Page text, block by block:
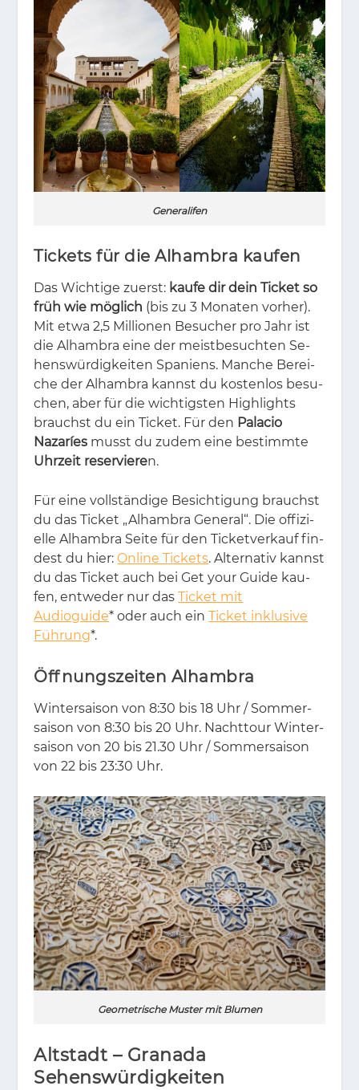
Generalifen
Tickets für die Alhambra kaufen
Das Wich­ti­ge zu­erst: kaufe dir dein Ticket so
früh wie möglich (bis zu 3 Mo­na­ten vor­her).
Mit etwa 2,5 Mil­lio­nen Be­su­cher pro Jahr ist
die Al­ham­bra eine der meist­be­such­ten Se­
hens­wür­dig­kei­ten Spa­ni­ens. Man­che Be­rei­
che der Al­ham­bra kannst du kos­ten­los be­su­
chen, aber für die wich­tigs­ten High­lights
brauchst du ein Ti­cket. Für den Palacio
Nazaríes musst du zu­dem eine be­stimm­te
Uhrzeit reservieren.
Für eine voll­stän­di­ge Be­sich­ti­gung brauchst
du das Ti­cket „Al­ham­bra Ge­ne­ral“. Die of­fi­zi­
el­le Al­ham­bra Sei­te für den Ti­cket­ver­kauf fin­
dest du hier: Online Tickets. Al­ter­na­tiv kannst
du das Ti­cket auch bei Get your Gui­de kau­
fen, ent­we­der nur dasTicket mit
Audioguide* oder auch einTicket inklusive
Führung*.
Öffnungszeiten Alhambra
Win­ter­sai­son von 8:30 bis 18 Uhr / Som­mer­
sai­son von 8:30 bis 20 Uhr. Nacht­tour Win­ter­
sai­son von 20 bis 21.30 Uhr / Som­mer­sai­son
von 22 bis 23:30 Uhr.
Geometrische Muster mit Blumen
Altstadt – Granada
Sehenswürdigkeiten